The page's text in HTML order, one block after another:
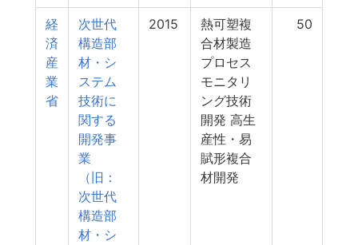
経
済
産
業
省
次世代
構造部
材・シ
ステム
技術に
関する
開発事
業
（旧：
次世代
構造部
材・シ
2015
熱可塑複
合材製造
プロセス
モニタリ
ング技術
開発 高生
産性・易
賦形複合
材開発
50